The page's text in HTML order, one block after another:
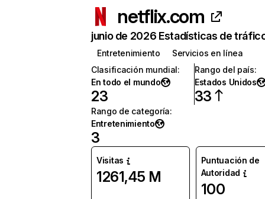
netflix.com
junio de 2026 Estadísticas de
Entretenimiento
Servicios en línea
Clasificación mundial:
En todo el mundo
23
Rango del país:
Estados Unidos
33
Rango de categoría:
Entretenimiento
3
Visitas
1261,45 M
Puntuación de
Autoridad
100